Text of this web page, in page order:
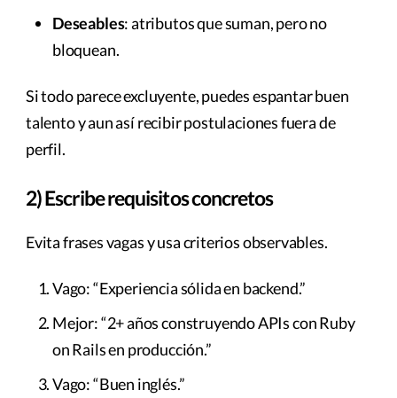
Deseables: atributos que suman, pero no
bloquean.
Si todo parece excluyente, puedes espantar buen
talento y aun así recibir postulaciones fuera de
perfil.
2) Escribe requisitos concretos
Evita frases vagas y usa criterios observables.
Vago: “Experiencia sólida en backend.”
Mejor: “2+ años construyendo APIs con Ruby
on Rails en producción.”
Vago: “Buen inglés.”